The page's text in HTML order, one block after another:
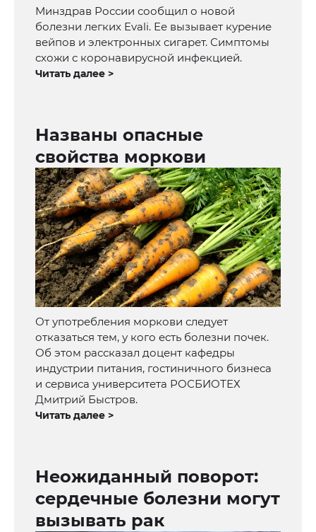
Минздрав России сообщил о новой
болезни легких Evali. Ее вызывает курение
вейпов и электронных сигарет. Симптомы
схожи с коронавирусной инфекцией.
Читать далее >
Названы опасные
свойства моркови
От употребления моркови следует
отказаться тем, у кого есть болезни почек.
Об этом рассказал доцент кафедры
индустрии питания, гостиничного бизнеса
и сервиса университета РОСБИОТЕХ
Дмитрий Быстров.
Читать далее >
Неожиданный поворот:
сердечные болезни могут
вызывать рак